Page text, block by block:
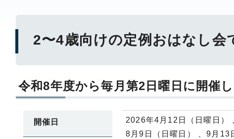
2〜4歳向けの定例おはなし会
令和8年度から毎月第2日曜日に開催し
開催日
2026年4月12日（日曜日）
8月9日（日曜日） 、9月13